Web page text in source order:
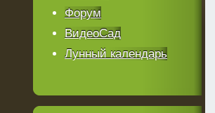
Форум
ВидеоСад
Лунный календарь